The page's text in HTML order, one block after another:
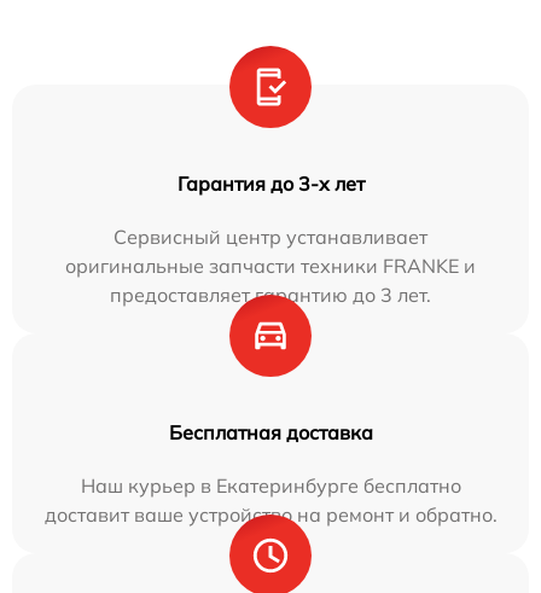
Гарантия до 3-х лет
Сервисный центр устанавливает
оригинальные запчасти техники FRANKE и
предоставляет гарантию до 3 лет.
Бесплатная доставка
Наш курьер в Екатеринбурге бесплатно
доставит ваше устройство на ремонт и обратно.